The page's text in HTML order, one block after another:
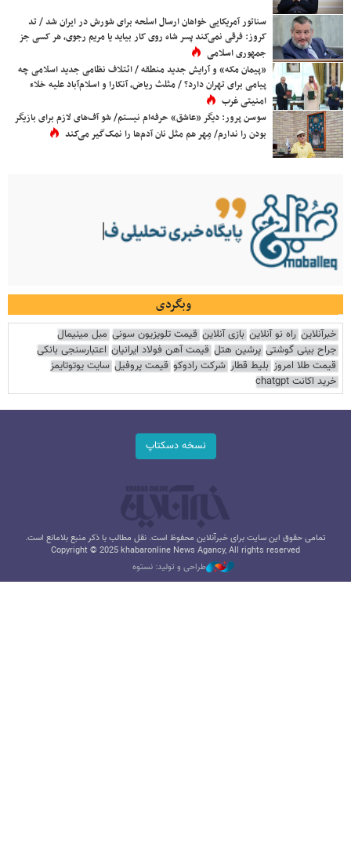
سناتور آمریکایی خواهان ارسال اسلحه برای شورش در ایران شد / تد
کروز: فرقی نمی‌کند پسر شاه روی کار بیاید یا مریم رجوی، هر کسی جز
جمهوری اسلامی
«پیمان مکه» و آرایش جدید منطقه / ائتلاف نظامی جدید اسلامی چه
پیامی برای تهران دارد؟ / مثلث ریاض، آنکارا و اسلام‌آباد علیه خلاء
امنیتی غرب
سوسن پرور: دیگر «عاشق» حرفه‌ام نیستم/ شو آف‌های لازم برای بازیگر
بودن را ندارم/ مِهر هم مثل نان آدم‌ها را نمک‌گیر می‌کند
وبگردی
خبرآنلاین راه نو آنلاین بازی آنلاین قیمت تلویزیون سونی مبل مینیمال
جراح بینی گوشتی پرشین هتل قیمت آهن فولاد ایرانیان اعتبارسنجی بانکی
قیمت طلا امروز بلیط قطار شرکت رادوکو قیمت پروفیل سایت یوتوتایمز
خرید اکانت chatgpt
نسخه دسکتاپ
تمامی حقوق این سایت برای خبرآنلاین محفوظ است. نقل مطالب با ذکر منبع بلامانع است.
Copyright © 2025 khabaronline News Agancy, All rights reserved
طراحی و تولید: نستوه